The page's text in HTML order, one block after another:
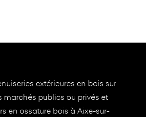
extérieures en bois sur
marchés publics ou privés et
en ossature bois à Aixe-sur-